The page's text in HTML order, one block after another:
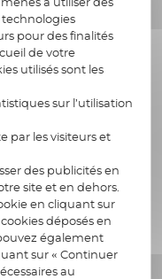
son émission.
l’origine
et de sécuriser
assure
de la
de fait, son
par
agréée est un
pour des finalités
de votre
utilisés sont les
sur l’utilisation
par les visiteurs et
des publicités en
site et en dehors.
en cliquant sur
déposés en
également
sur « Continuer
au